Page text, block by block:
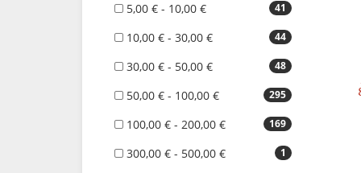
41
5,00 € - 10,00 €
44
10,00 € - 30,00 €
48
30,00 € - 50,00 €
295
50,00 € - 100,00 €
169
100,00 € - 200,00 €
1
300,00 € - 500,00 €